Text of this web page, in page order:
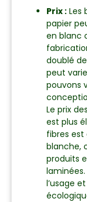
Prix : Les
papier
en blanc
doublé de
peut
pouvons
Le prix
est plus
fibres
blanche,
produits
l’usage